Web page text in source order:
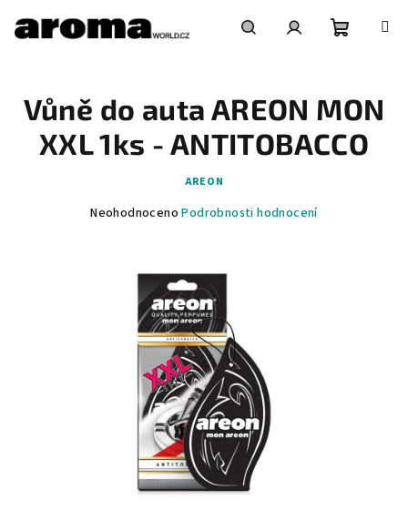
obsah
košík
Vůně do auta AREON MON
XXL 1ks - ANTITOBACCO
AREON
Průměrné
hvězdiček.
Neohodnoceno Podrobnosti hodnocení